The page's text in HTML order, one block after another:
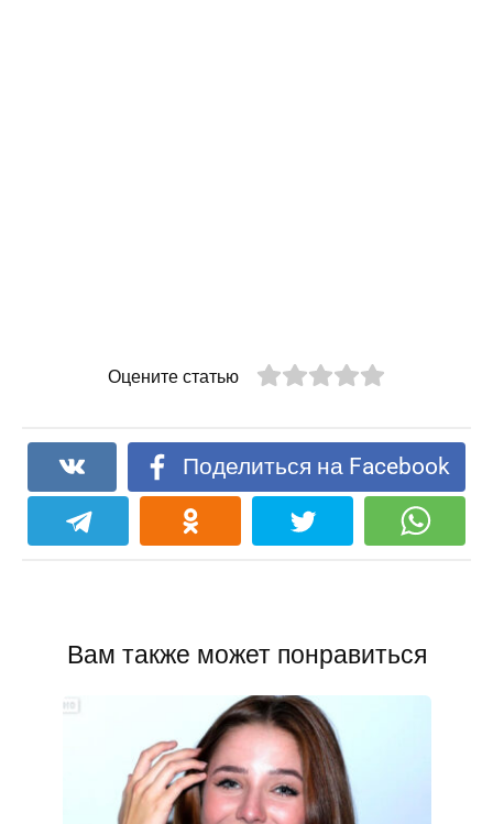
Оцените статью
Поделиться на Facebook
Вам также может понравиться